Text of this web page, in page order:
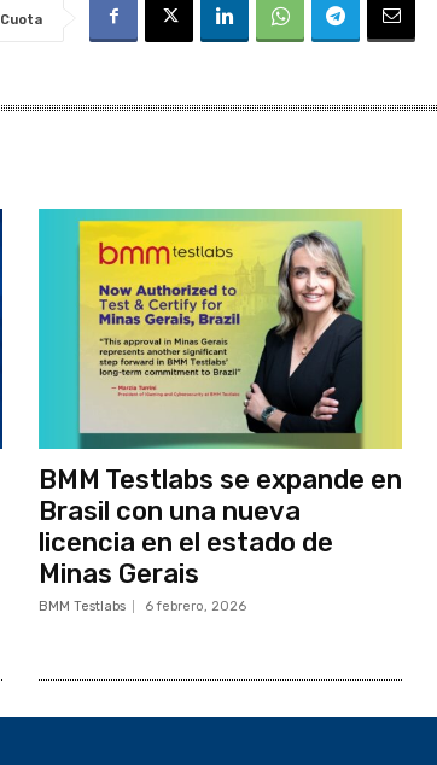
Cuota
BMM Testlabs se expande en
Brasil con una nueva
licencia en el estado de
Minas Gerais
BMM Testlabs 6 febrero, 2026